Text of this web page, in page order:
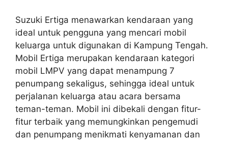
Suzuki Ertiga menawarkan kendaraan yang
ideal untuk pengguna yang mencari mobil
keluarga untuk digunakan di Kampung Tengah.
Mobil Ertiga merupakan kendaraan kategori
mobil LMPV yang dapat menampung 7
penumpang sekaligus, sehingga ideal untuk
perjalanan keluarga atau acara bersama
teman-teman. Mobil ini dibekali dengan fitur-
fitur terbaik yang memungkinkan pengemudi
dan penumpang menikmati kenyamanan dan